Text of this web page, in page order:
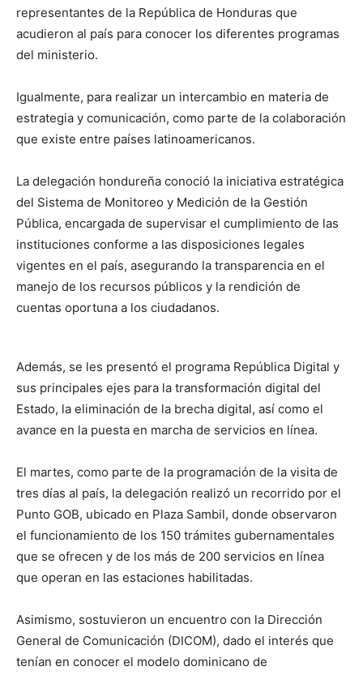
representantes de la República de Honduras que
acudieron al país para conocer los diferentes programas
del ministerio.
Igualmente, para realizar un intercambio en materia de
estrategia y comunicación, como parte de la colaboración
que existe entre países latinoamericanos.
La delegación hondureña conoció la iniciativa estratégica
del Sistema de Monitoreo y Medición de la Gestión
Pública, encargada de supervisar el cumplimiento de las
instituciones conforme a las disposiciones legales
vigentes en el país, asegurando la transparencia en el
manejo de los recursos públicos y la rendición de
cuentas oportuna a los ciudadanos.
Además, se les presentó el programa República Digital y
sus principales ejes para la transformación digital del
Estado, la eliminación de la brecha digital, así como el
avance en la puesta en marcha de servicios en línea.
El martes, como parte de la programación de la visita de
tres días al país, la delegación realizó un recorrido por el
Punto GOB, ubicado en Plaza Sambil, donde observaron
el funcionamiento de los 150 trámites gubernamentales
que se ofrecen y de los más de 200 servicios en línea
que operan en las estaciones habilitadas.
Asimismo, sostuvieron un encuentro con la Dirección
General de Comunicación (DICOM), dado el interés que
tenían en conocer el modelo dominicano de